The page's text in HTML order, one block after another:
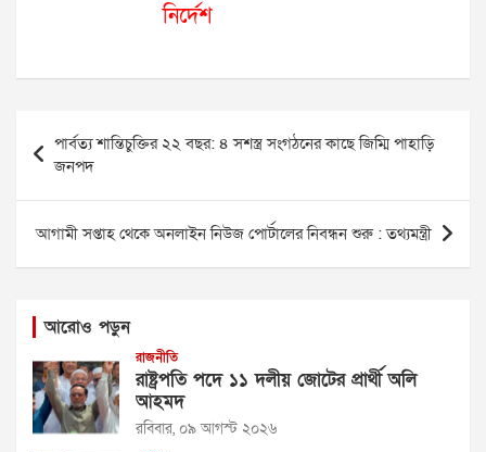
নির্দেশ
navigation
পার্বত্য শান্তিচুক্তির ২২ বছর: ৪ সশস্ত্র সংগঠনের কাছে জিম্মি পাহাড়ি
জনপদ
আগামী সপ্তাহ থেকে অনলাইন নিউজ পোর্টালের নিবন্ধন শুরু : তথ্যমন্ত্রী
আরোও পড়ুন
রাজনীতি
রাষ্ট্রপতি পদে ১১ দলীয় জোটের প্রার্থী অলি
আহমদ
রবিবার, ০৯ আগস্ট ২০২৬